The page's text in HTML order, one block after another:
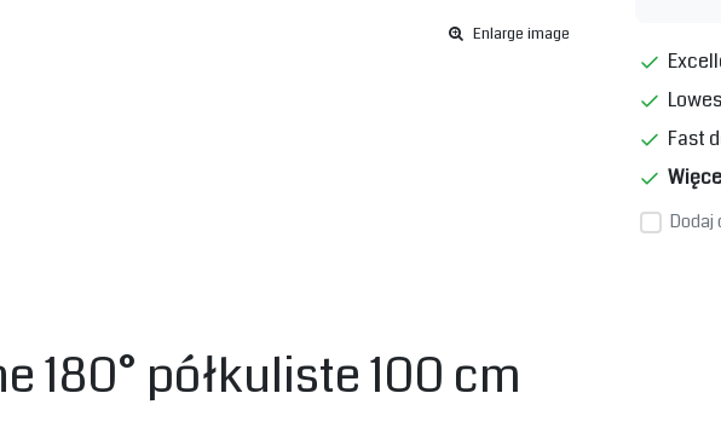
Enlarge image
Fast
Dodaj
180° półkuliste 100 cm